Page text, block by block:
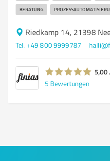
BERATUNG
Riedkamp 14, 21398
Tel. +49 800 9999787
5,00
5 Bewertungen